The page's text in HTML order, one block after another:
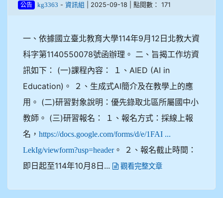
公告 kg3363 - 資訊組 | 2025-09-18 | 點閱數： 171
一、依據國立臺北教育大學114年9月12日北教大資
科字第1140550078號函辦理。 二、旨揭工作坊資
訊如下： (一)課程內容： １、AIED (AI in
Education)。 ２、生成式AI簡介及在教學上的應
用。 (二)研習對象說明：優先錄取北區所屬國中小
教師。 (三)研習報名： １、報名方式：採線上報
名， https://docs.google.com/forms/d/e/1FAI ...
LekIg/viewform?usp=header。 ２、報名截止時間：
即日起至114年10月8日...
觀看完整文章